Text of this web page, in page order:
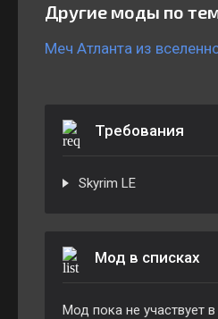
Другие моды по
Меч Атланта из
Требования
Skyrim LE
Мод в списках
Мод пока не участвует